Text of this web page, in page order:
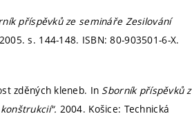
příspěvků ze semináře Zesilování
s. 144-148. ISBN: 80-903501-6-X.
zděných kleneb. In Sborník příspěvků z
2004. Košice: Technická